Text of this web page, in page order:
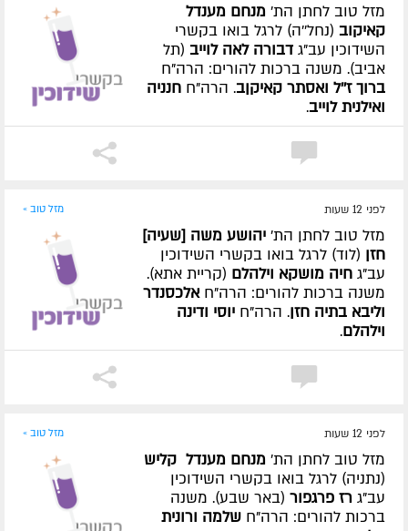
מזל טוב לחתן הת' מנחם מענדל
קאיקוב (נחל''ה) לרגל בואו בקשרי
השידוכין עב"ג דבורה לאה לוייב (תל
אביב). משנה ברכות להורים: הרה"ח
ברוך ז''ל ואסתר קאיקןב. הרה"ח חנניה
ואילנית לוייב.
לפני 12 שעות מזל טוב »
מזל טוב לחתן הת' יהושע משה [שעיה]
חזן (לוד) לרגל בואו בקשרי השידוכין
עב"ג חיה מושקא וילהלם (קריית אתא).
משנה ברכות להורים: הרה"חאלכסנדר
וליבא בתיה חזן. הרה"ח יוסי ודינה
וילהלם.
לפני 12 שעות מזל טוב »
מזל טוב לחתן הת' מנחם מענדל קליש
(נתניה) לרגל בואו בקשרי השידוכין
עב"ג רז פרגפור (באר שבע). משנה
ברכות להורים: הרה"ח שלמה ורונית